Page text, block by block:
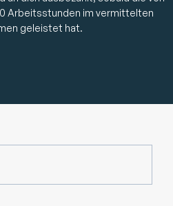
Arbeitsstunden im vermittelten
geleistet hat.